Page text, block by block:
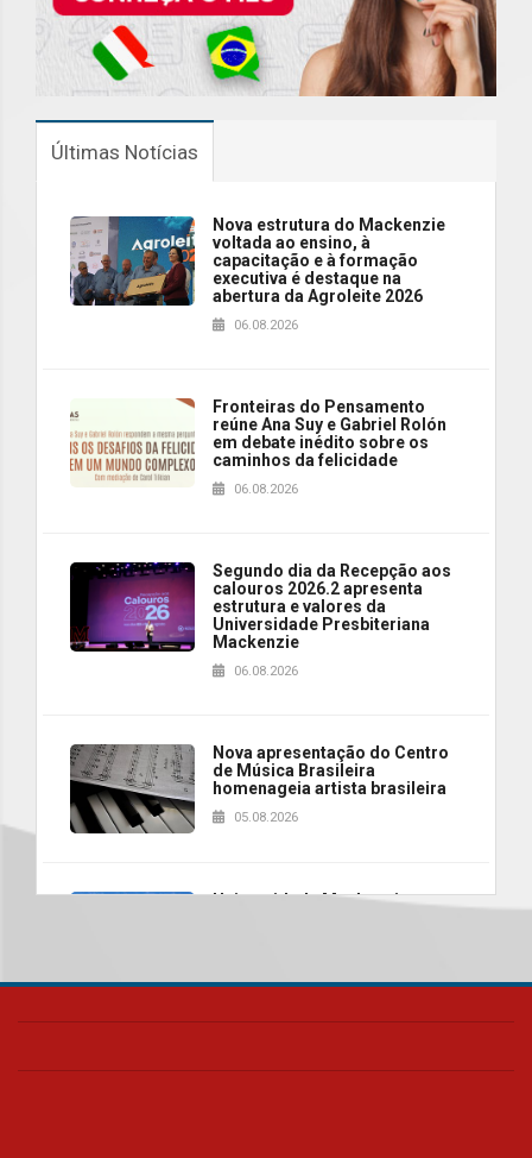
Últimas Notícias
Nova estrutura do Mackenzie
voltada ao ensino, à
capacitação e à formação
executiva é destaque na
abertura da Agroleite 2026
06.08.2026
Fronteiras do Pensamento
reúne Ana Suy e Gabriel Rolón
em debate inédito sobre os
caminhos da felicidade
06.08.2026
Segundo dia da Recepção aos
calouros 2026.2 apresenta
estrutura e valores da
Universidade Presbiteriana
Mackenzie
06.08.2026
Nova apresentação do Centro
de Música Brasileira
homenageia artista brasileira
05.08.2026
Universidade Mackenzie
das novas tecnologias em